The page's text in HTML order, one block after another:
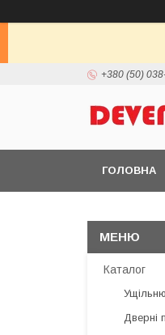
+380 (50)
ГОЛОВНА
Каталог
Дверні